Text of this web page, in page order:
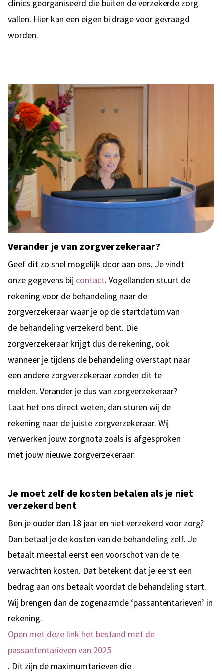
clinics georganiseerd die buiten de verzekerde zorg
vallen. Hier kan een eigen bijdrage voor gevraagd
worden.
Verander je van zorgverzekeraar?
Geef dit zo snel mogelijk door aan ons. Je vindt
onze gegevens bij contact. Vogellanden stuurt de
rekening voor de behandeling naar de
zorgverzekeraar waar je op de startdatum van
de behandeling verzekerd bent. Die
zorgverzekeraar krijgt dus de rekening, ook
wanneer je tijdens de behandeling overstapt naar
een andere zorgverzekeraar zonder dit te
melden. Verander je dus van zorgverzekeraar?
Laat het ons direct weten, dan sturen wij de
rekening naar de juiste zorgverzekeraar. Wij
verwerken jouw zorgnota zoals is afgesproken
met jouw nieuwe zorgverzekeraar.
Je moet zelf de kosten betalen als je niet
verzekerd bent
Ben je ouder dan 18 jaar en niet verzekerd voor zorg?
Dan betaal je de kosten van de behandeling zelf. Je
betaalt meestal eerst een voorschot van de te
verwachten kosten. Dat betekent dat je eerst een
bedrag aan ons betaalt voordat de behandeling start.
Wij brengen dan de zogenaamde ‘passantentarieven’ in
rekening.
Open met deze link het bestand met de
passantentarieven van 2025
. Dit zijn de maximumtarieven die